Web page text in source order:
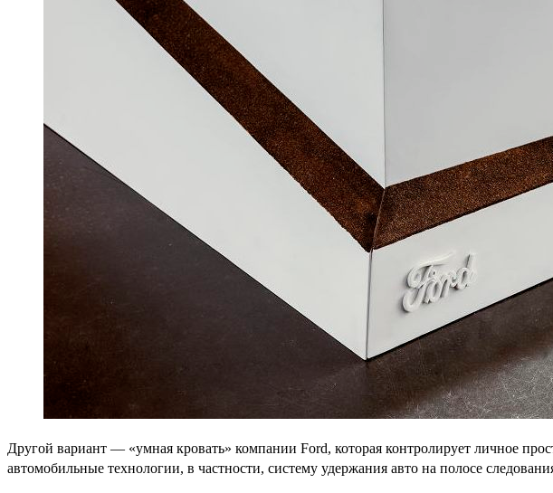
Другой вариант — «умная кровать» компании Ford, которая контролирует личное
автомобильные технологии, в частности, систему удержания авто на полосе